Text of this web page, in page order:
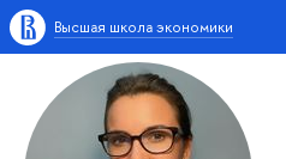
Высшая школа экономики